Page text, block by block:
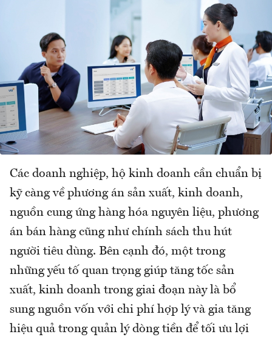
Các doanh nghiệp, hộ kinh doanh cần chuẩn bị
kỹ càng về phương án sản xuất, kinh doanh,
nguồn cung ứng hàng hóa nguyên liệu, phương
án bán hàng cũng như chính sách thu hút
người tiêu dùng. Bên cạnh đó, một trong
những yếu tố quan trọng giúp tăng tốc sản
xuất, kinh doanh trong giai đoạn này là bổ
sung nguồn vốn với chi phí hợp lý và gia tăng
hiệu quả trong quản lý dòng tiền để tối ưu lợi